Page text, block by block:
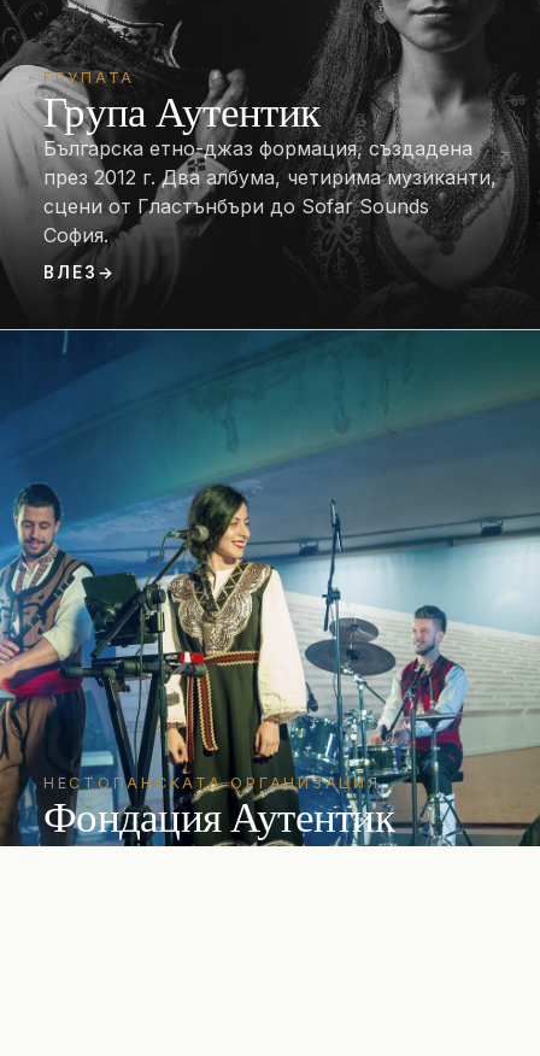
ГРУПАТА
Група Аутентик
Българска етно-джаз формация, създадена
през 2012 г. Два албума, четирима музиканти,
сцени от Гластънбъри до Sofar Sounds
София.
ВЛЕЗ →
НЕСТОПАНСКАТА ОРГАНИЗАЦИЯ
Фондация Аутентик
Независима НПО, основана през 2018 г. Член